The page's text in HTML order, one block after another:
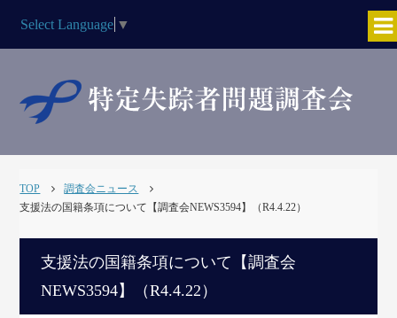
Select Language ▼
TOP
調査会ニュース
支援法の国籍条項について【調査会NEWS3594】（R4.4.22）
支援法の国籍条項について【調査会
NEWS3594】（R4.4.22）